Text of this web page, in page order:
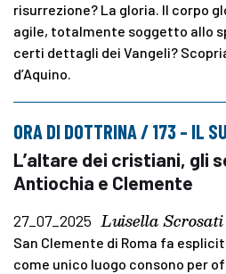
risurrezione? La gloria. Il corpo
agile, totalmente soggetto allo
certi dettagli dei Vangeli?
d’Aquino.
ORA DI DOTTRINA / 173 – IL
L’altare dei cristiani, gli
Antiochia e Clemente
27_07_2025 Luisella Scrosati
San Clemente di Roma fa
come unico luogo consono per